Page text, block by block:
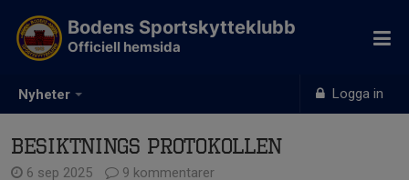
Nyheter Logga in
Bodens Sportskytteklubb
Officiell hemsida
Besiktnings protokollen
6 sep 2025
9 kommentarer